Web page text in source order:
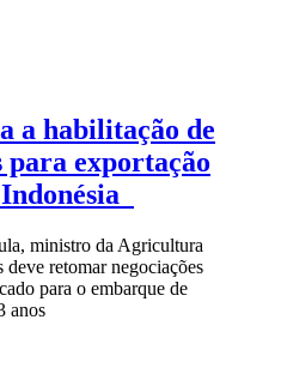
a habilitação de
para exportação
ministro da Agricultura
retomar negociações
para o embarque de
anos